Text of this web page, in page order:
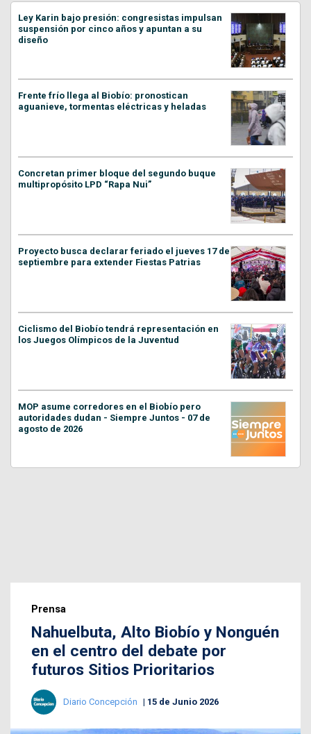
Ley Karin bajo presión: congresistas impulsan
suspensión por cinco años y apuntan a su
diseño
Frente frío llega al Biobío: pronostican
aguanieve, tormentas eléctricas y heladas
Concretan primer bloque del segundo buque
multipropósito LPD “Rapa Nui”
Proyecto busca declarar feriado el jueves 17 de
septiembre para extender Fiestas Patrias
Ciclismo del Biobío tendrá representación en
los Juegos Olímpicos de la Juventud
MOP asume corredores en el Biobío pero
autoridades dudan - Siempre Juntos - 07 de
agosto de 2026
Prensa
Nahuelbuta, Alto Biobío y Nonguén
en el centro del debate por
futuros Sitios Prioritarios
Diario Concepción 15 de Junio 2026